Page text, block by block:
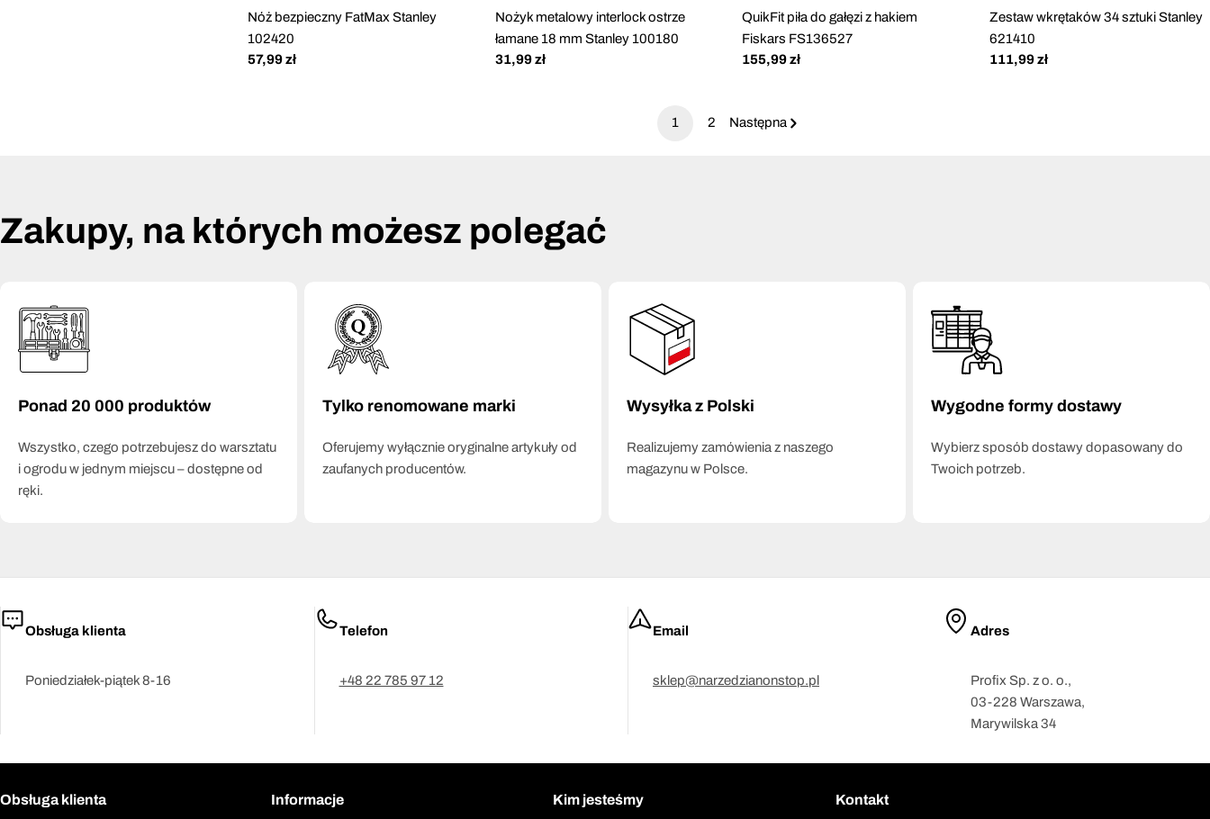
Nóż bezpieczny FatMax Stanley
102420
Cena
57,99 zł
Nożyk metalowy interlock ostrze
łamane 18 mm Stanley 100180
Cena
31,99 zł
QuikFit piła do gałęzi z hakiem
Fiskars FS136527
Cena
155,99 zł
Zestaw wkrętaków 34 sztuki Stanley
621410
Cena
111,99 zł
1 2 Następna
Zakupy, na których możesz polegać
Ponad 20 000 produktów
Wszystko, czego potrzebujesz do warsztatu
i ogrodu w jednym miejscu – dostępne od
ręki.
Tylko renomowane marki
Oferujemy wyłącznie oryginalne artykuły od
zaufanych producentów.
Wysyłka z Polski
Realizujemy zamówienia z naszego
magazynu w Polsce.
Wygodne formy dostawy
Wybierz sposób dostawy dopasowany do
Twoich potrzeb.
Obsługa klienta
Poniedziałek-piątek 8-16
Telefon
+48 22 785 97 12
Email
sklep@narzedzianonstop.pl
Adres
Profix Sp. z o. o.,
03-228 Warszawa,
Marywilska 34
Obsługa klienta Informacje Kim jesteśmy Kontakt